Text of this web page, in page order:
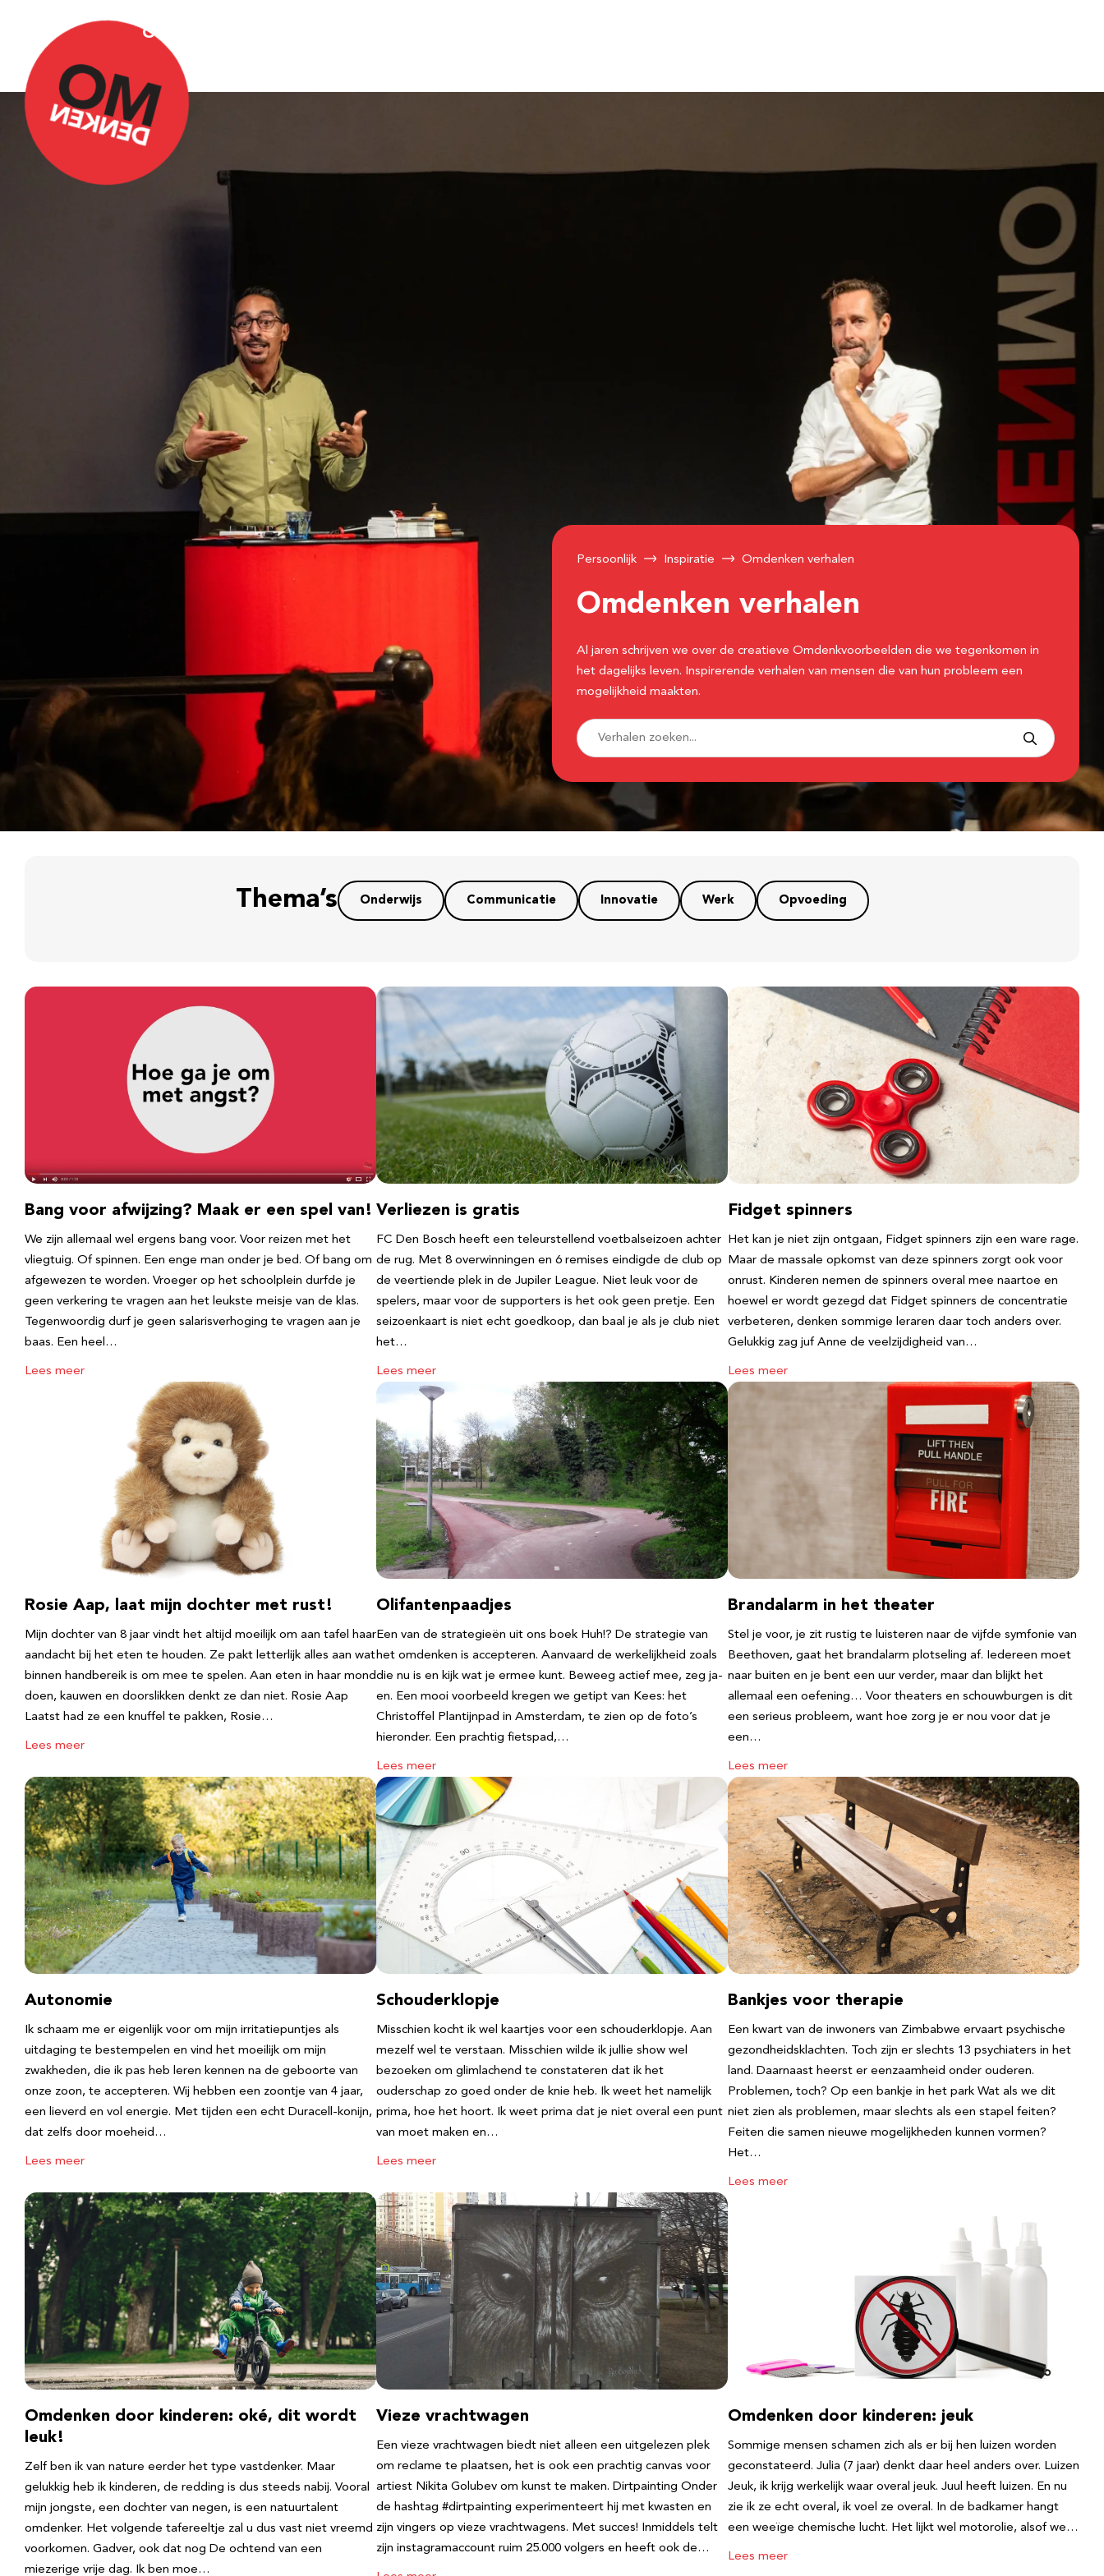
Over Omdenken
Persoonlijk Inspiratie Omdenken verhalen
Omdenken verhalen
Al jaren schrijven we over de creatieve Omdenkvoorbeelden die we tegenkomen in
het dagelijks leven. Inspirerende verhalen van mensen die van hun probleem een
mogelijkheid maakten.
Thema’s Onderwijs Communicatie Innovatie Werk Opvoeding
Bang voor afwijzing? Maak er een spel van!
We zijn allemaal wel ergens bang voor. Voor reizen met het
vliegtuig. Of spinnen. Een enge man onder je bed. Of bang om
afgewezen te worden. Vroeger op het schoolplein durfde je
geen verkering te vragen aan het leukste meisje van de klas.
Tegenwoordig durf je geen salarisverhoging te vragen aan je
baas. Een heel…
Lees meer
Verliezen is gratis
FC Den Bosch heeft een teleurstellend voetbalseizoen achter
de rug. Met 8 overwinningen en 6 remises eindigde de club op
de veertiende plek in de Jupiler League. Niet leuk voor de
spelers, maar voor de supporters is het ook geen pretje. Een
seizoenkaart is niet echt goedkoop, dan baal je als je club niet
het…
Lees meer
Fidget spinners
Het kan je niet zijn ontgaan, Fidget spinners zijn een ware rage.
Maar de massale opkomst van deze spinners zorgt ook voor
onrust. Kinderen nemen de spinners overal mee naartoe en
hoewel er wordt gezegd dat Fidget spinners de concentratie
verbeteren, denken sommige leraren daar toch anders over.
Gelukkig zag juf Anne de veelzijdigheid van…
Lees meer
Rosie Aap, laat mijn dochter met rust!
Mijn dochter van 8 jaar vindt het altijd moeilijk om aan tafel haar
aandacht bij het eten te houden. Ze pakt letterlijk alles aan wat
binnen handbereik is om mee te spelen. Aan eten in haar mond
doen, kauwen en doorslikken denkt ze dan niet. Rosie Aap
Laatst had ze een knuffel te pakken, Rosie…
Lees meer
Olifantenpaadjes
Een van de strategieën uit ons boek Huh!? De strategie van
het omdenken is accepteren. Aanvaard de werkelijkheid zoals
die nu is en kijk wat je ermee kunt. Beweeg actief mee, zeg ja-
en. Een mooi voorbeeld kregen we getipt van Kees: het
Christoffel Plantijnpad in Amsterdam, te zien op de foto’s
hieronder. Een prachtig fietspad,…
Lees meer
Brandalarm in het theater
Stel je voor, je zit rustig te luisteren naar de vijfde symfonie van
Beethoven, gaat het brandalarm plotseling af. Iedereen moet
naar buiten en je bent een uur verder, maar dan blijkt het
allemaal een oefening… Voor theaters en schouwburgen is dit
een serieus probleem, want hoe zorg je er nou voor dat je
een…
Lees meer
Autonomie
Ik schaam me er eigenlijk voor om mijn irritatiepuntjes als
uitdaging te bestempelen en vind het moeilijk om mijn
zwakheden, die ik pas heb leren kennen na de geboorte van
onze zoon, te accepteren. Wij hebben een zoontje van 4 jaar,
een lieverd en vol energie. Met tijden een echt Duracell-konijn,
dat zelfs door moeheid…
Lees meer
Schouderklopje
Misschien kocht ik wel kaartjes voor een schouderklopje. Aan
mezelf wel te verstaan. Misschien wilde ik jullie show wel
bezoeken om glimlachend te constateren dat ik het
ouderschap zo goed onder de knie heb. Ik weet het namelijk
prima, hoe het hoort. Ik weet prima dat je niet overal een punt
van moet maken en…
Lees meer
Bankjes voor therapie
Een kwart van de inwoners van Zimbabwe ervaart psychische
gezondheidsklachten. Toch zijn er slechts 13 psychiaters in het
land. Daarnaast heerst er eenzaamheid onder ouderen.
Problemen, toch? Op een bankje in het park Wat als we dit
niet zien als problemen, maar slechts als een stapel feiten?
Feiten die samen nieuwe mogelijkheden kunnen vormen?
Het…
Lees meer
Omdenken door kinderen: oké, dit wordt
leuk!
Zelf ben ik van nature eerder het type vastdenker. Maar
gelukkig heb ik kinderen, de redding is dus steeds nabij. Vooral
mijn jongste, een dochter van negen, is een natuurtalent
omdenker. Het volgende tafereeltje zal u dus vast niet vreemd
voorkomen. Gadver, ook dat nog De ochtend van een
miezerige vrije dag. Ik ben moe…
Vieze vrachtwagen
Een vieze vrachtwagen biedt niet alleen een uitgelezen plek
om reclame te plaatsen, het is ook een prachtig canvas voor
artiest Nikita Golubev om kunst te maken. Dirtpainting Onder
de hashtag #dirtpainting experimenteert hij met kwasten en
zijn vingers op vieze vrachtwagens. Met succes! Inmiddels telt
zijn instagramaccount ruim 25.000 volgers en heeft ook de…
Omdenken door kinderen: jeuk
Sommige mensen schamen zich als er bij hen luizen worden
geconstateerd. Julia (7 jaar) denkt daar heel anders over. Luizen
Jeuk, ik krijg werkelijk waar overal jeuk. Juul heeft luizen. En nu
zie ik ze echt overal, ik voel ze overal. In de badkamer hangt
een weeïge chemische lucht. Het lijkt wel motorolie, alsof we…
Lees meer